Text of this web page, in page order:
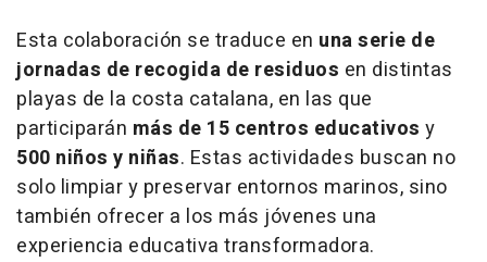
Esta colaboración se traduce en una serie de
jornadas de recogida de residuos en distintas
playas de la costa catalana, en las que
participarán más de 15 centros educativos y
500 niños y niñas. Estas actividades buscan no
solo limpiar y preservar entornos marinos, sino
también ofrecer a los más jóvenes una
experiencia educativa transformadora.